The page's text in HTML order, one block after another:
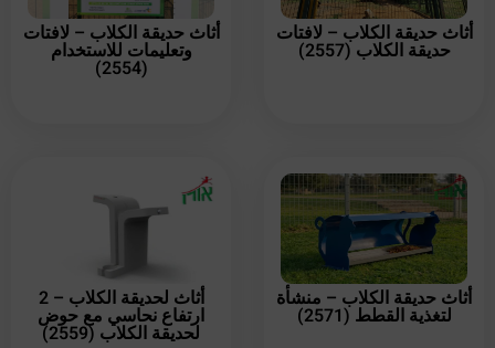
أثاث حديقة الكلاب – لافتات
حديقة الكلاب (2557)
أثاث حديقة الكلاب – لافتات
وتعليمات للاستخدام
(2554)
أثاث حديقة الكلاب – منشأة
لتغذية القطط (2571)
أثاث لحديقة الكلاب – 2
ارتفاع نحاسي مع حوض
لحديقة الكلاب (2559)